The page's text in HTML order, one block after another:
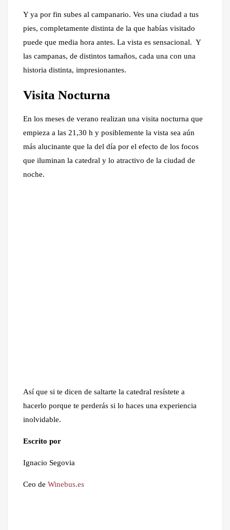
Y ya por fin subes al campanario. Ves una ciudad a tus
pies, completamente distinta de la que habías visitado
puede que media hora antes. La vista es sensacional. Y
las campanas, de distintos tamaños, cada una con una
historia distinta, impresionantes.
Visita Nocturna
En los meses de verano realizan una visita nocturna que
empieza a las 21,30 h y posiblemente la vista sea aún
más alucinante que la del día por el efecto de los focos
que iluminan la catedral y lo atractivo de la ciudad de
noche.
Así que si te dicen de saltarte la catedral resístete a
hacerlo porque te perderás si lo haces una experiencia
inolvidable.
Escrito por
Ignacio Segovia
Ceo de Winebus.es